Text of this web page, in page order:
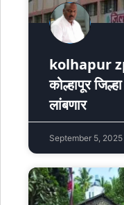
kolhapur
कोल्हापूर
लांबणार
September 5, 2025